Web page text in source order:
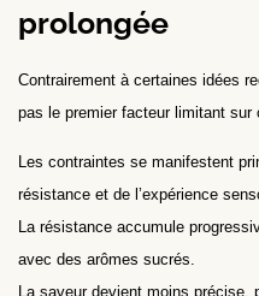
prolongée
Contrairement à certaines idées
pas le premier facteur limitant sur
Les contraintes se manifestent
résistance et de l’expérience
La résistance accumule
avec des arômes sucrés.
La saveur devient moins précise,